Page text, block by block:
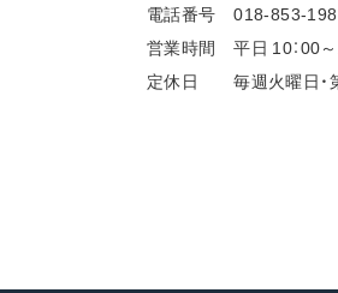
電話番号 018-853-
営業時間 平日 10：00～
定休日 毎週火曜日・